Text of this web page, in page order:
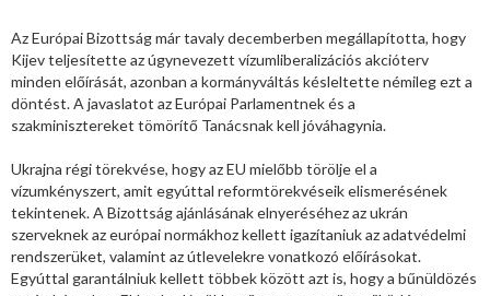
Az Európai Bizottság már tavaly decemberben megállapította, hogy
Kijev teljesítette az úgynevezett vízumliberalizációs akcióterv
minden előírását, azonban a kormányváltás késleltette némileg ezt a
döntést. A javaslatot az Európai Parlamentnek és a
szakminisztereket tömörítő Tanácsnak kell jóváhagynia.
Ukrajna régi törekvése, hogy az EU mielőbb törölje el a
vízumkényszert, amit egyúttal reformtörekvéseik elismerésének
tekintenek. A Bizottság ajánlásának elnyeréséhez az ukrán
szerveknek az európai normákhoz kellett igazítaniuk az adatvédelmi
rendszerüket, valamint az útlevelekre vonatkozó előírásokat.
Egyúttal garantálniuk kellett többek között azt is, hogy a bűnüldözés